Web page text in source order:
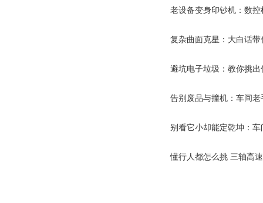
老设备变身印钞机：数
复杂曲面克星：大白话
避坑电子垃圾：教你挑
告别废品与撞机：车间
别看它小却能定乾坤：
懂行人都怎么挑 三轴高